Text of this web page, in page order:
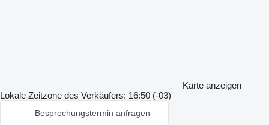
Karte anzeigen
Lokale Zeitzone des Verkäufers: 16:50 (-03)
Besprechungstermin anfragen